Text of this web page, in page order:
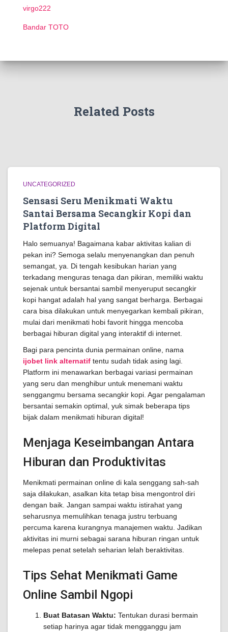
virgo222
Bandar TOTO
Related Posts
UNCATEGORIZED
Sensasi Seru Menikmati Waktu
Santai Bersama Secangkir Kopi dan
Platform Digital
Halo semuanya! Bagaimana kabar aktivitas kalian di
pekan ini? Semoga selalu menyenangkan dan penuh
semangat, ya. Di tengah kesibukan harian yang
terkadang menguras tenaga dan pikiran, memiliki waktu
sejenak untuk bersantai sambil menyeruput secangkir
kopi hangat adalah hal yang sangat berharga. Berbagai
cara bisa dilakukan untuk menyegarkan kembali pikiran,
mulai dari menikmati hobi favorit hingga mencoba
berbagai hiburan digital yang interaktif di internet.
Bagi para pencinta dunia permainan online, nama
ijobet link alternatif tentu sudah tidak asing lagi.
Platform ini menawarkan berbagai variasi permainan
yang seru dan menghibur untuk menemani waktu
senggangmu bersama secangkir kopi. Agar pengalaman
bersantai semakin optimal, yuk simak beberapa tips
bijak dalam menikmati hiburan digital!
Menjaga Keseimbangan Antara
Hiburan dan Produktivitas
Menikmati permainan online di kala senggang sah-sah
saja dilakukan, asalkan kita tetap bisa mengontrol diri
dengan baik. Jangan sampai waktu istirahat yang
seharusnya memulihkan tenaga justru terbuang
percuma karena kurangnya manajemen waktu. Jadikan
aktivitas ini murni sebagai sarana hiburan ringan untuk
melepas penat setelah seharian lelah beraktivitas.
Tips Sehat Menikmati Game
Online Sambil Ngopi
Buat Batasan Waktu: Tentukan durasi bermain
setiap harinya agar tidak mengganggu jam